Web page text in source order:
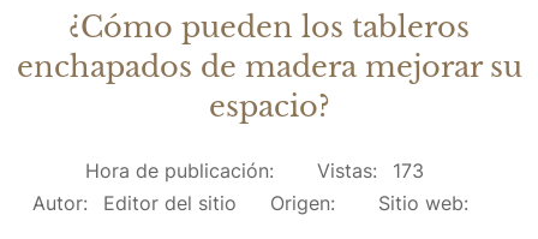
¿Cómo pueden los tableros
enchapados de madera mejorar su
espacio?
Hora de publicación: Vistas:
173
Autor:
Editor del sitio Origen: Sitio web: